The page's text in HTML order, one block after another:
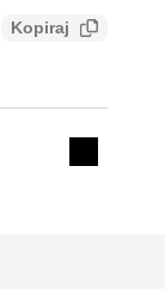
Kopiraj
Expand